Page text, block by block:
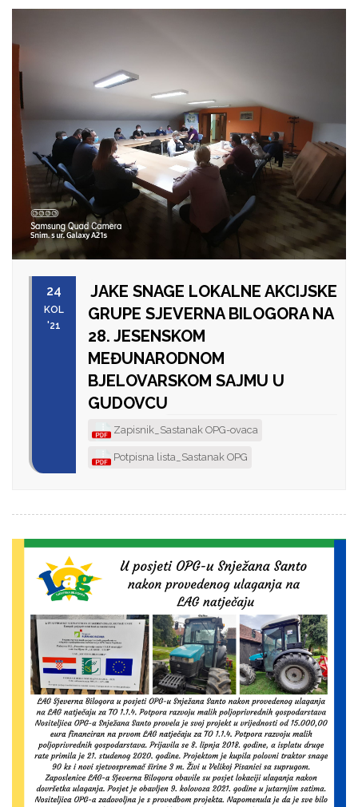
24
KOL
'21
JAKE SNAGE LOKALNE AKCIJSKE
GRUPE SJEVERNA BILOGORA NA
28. JESENSKOM
MEĐUNARODNOM
BJELOVARSKOM SAJMU U
GUDOVCU
Zapisnik_Sastanak OPG-ovaca
Potpisna lista_Sastanak OPG